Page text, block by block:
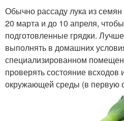
Обычно рассаду лука из
20 марта и до 10 апреля,
подготовленные грядки.
выполнять в домашних
специализированном
проверять состояние всходов
окружающей среды (в первую